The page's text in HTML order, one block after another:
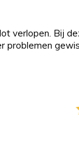
verlopen. Bij
problemen